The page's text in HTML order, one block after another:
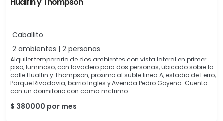
Caballito
2 ambientes | 2 personas
Alquiler temporario de dos ambientes con vista lateral en primer
piso, luminoso, con lavadero para dos personas, ubicado sobre la
calle Hualfin y Thompson, proximo al subte linea A, estadio de Ferro,
Parque Rivadavia, barrio Ingles y Avenida Pedro Goyena. Cuenta
con un dormitorio con cama matrimo
$ 380000 por mes